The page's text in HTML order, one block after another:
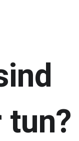
tun?